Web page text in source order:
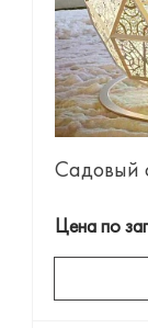
Садовый
Цена по